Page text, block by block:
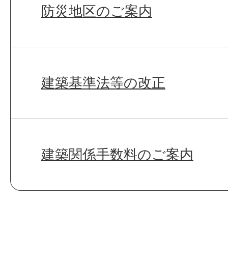
防災地区のご案内
建築基準法等の改正
建築関係手数料のご案内